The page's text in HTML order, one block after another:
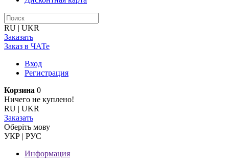
RU | UKR
Заказать
Заказ в ЧАТе
Вход
Регистрация
Корзина 0
Ничего не куплено!
RU | UKR
Заказать
Оберiть мову
УКР | РУС
Информация